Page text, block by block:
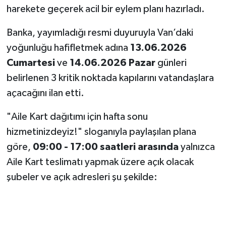
harekete geçerek acil bir eylem planı hazırladı.
Banka, yayımladığı resmi duyuruyla Van’daki
yoğunluğu hafifletmek adına 13.06.2026
Cumartesive 14.06.2026 Pazargünleri
belirlenen 3 kritik noktada kapılarını vatandaşlara
açacağını ilan etti.
"Aile Kart dağıtımı için hafta sonu
hizmetinizdeyiz!" sloganıyla paylaşılan plana
göre, 09:00 - 17:00 saatleri arasındayalnızca
Aile Kart teslimatı yapmak üzere açık olacak
şubeler ve açık adresleri şu şekilde: